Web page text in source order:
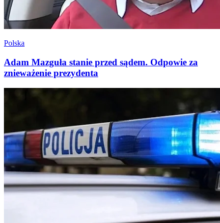
Polska
Adam Mazguła stanie przed sądem. Odpowie za
znieważenie prezydenta